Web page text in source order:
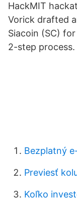
HackMIT
Vorick drafted
Siacoin (SC)
2-step process.
Bezplatný
Previesť
Koľko